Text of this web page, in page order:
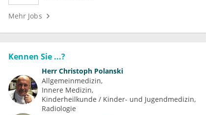
Mehr Jobs
Kennen Sie ...?
Herr Christoph Polanski
Allgemeinmedizin
Innere Medizin
Kinderheilkunde / Kinder- und Jugendmedizin
Radiologie